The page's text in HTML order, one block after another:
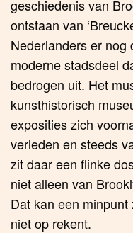
geschiedenis van
ontstaan van
Nederlanders er nog
moderne stadsdeel
bedrogen uit. Het
kunsthistorisch
exposities zich
verleden en steeds
zit daar een flinke
niet alleen van
Dat kan een
niet op rekent.